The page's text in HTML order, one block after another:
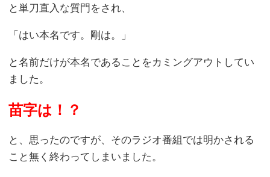
と単刀直入な質門をされ、
「はい本名です。剛は。」
と名前だけが本名であることをカミングアウトしてい
ました。
苗字は！？
と、思ったのですが、そのラジオ番組では明かされる
こと無く終わってしまいました。